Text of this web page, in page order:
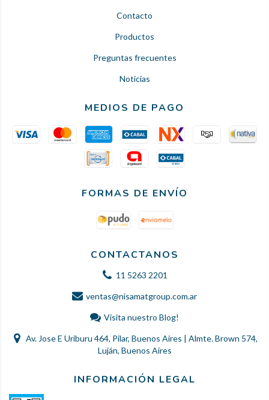
Contacto
Productos
Preguntas frecuentes
Noticias
MEDIOS DE PAGO
FORMAS DE ENVÍO
CONTACTANOS
11 5263 2201
ventas@nisamatgroup.com.ar
Visita nuestro Blog!
Av. Jose E Uriburu 464, Pilar, Buenos Aires | Almte. Brown 574,
Luján, Buenos Aires
INFORMACIÓN LEGAL